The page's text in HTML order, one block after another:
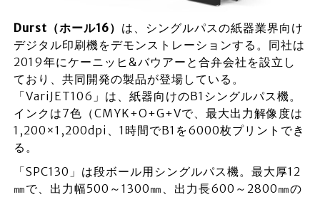
Durst（ホール16） は、シングルパスの紙器業界向け
デジタル印刷機をデモンストレーションする。同社は
2019年にケーニッヒ&バウアーと合弁会社を設立し
ており、共同開発の製品が登場している。
「VariJET106」は、紙器向けのB1シングルパス機。
インクは7色（CMYK+O+G+Vで、最大出力解像度は
1,200×1,200dpi、1時間でB1を6000枚プリントでき
る。
「SPC130」は段ボール用シングルパス機。最大厚12
㎜で、出力幅500～1300㎜、出力長600～2800㎜の